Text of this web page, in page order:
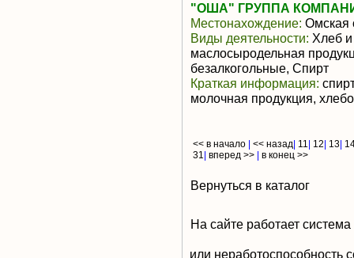
"ОША" ГРУППА
Местонахождение: Омская
Виды деятельности: Хлеб
маслосыродельная
безалкогольные, Спирт
Краткая информация:
молочная продукция,
<< в начало << назад 11 12 13
31 вперед >> в конец >>
Вернуться в каталог
На сайте работает
или неработоспособность